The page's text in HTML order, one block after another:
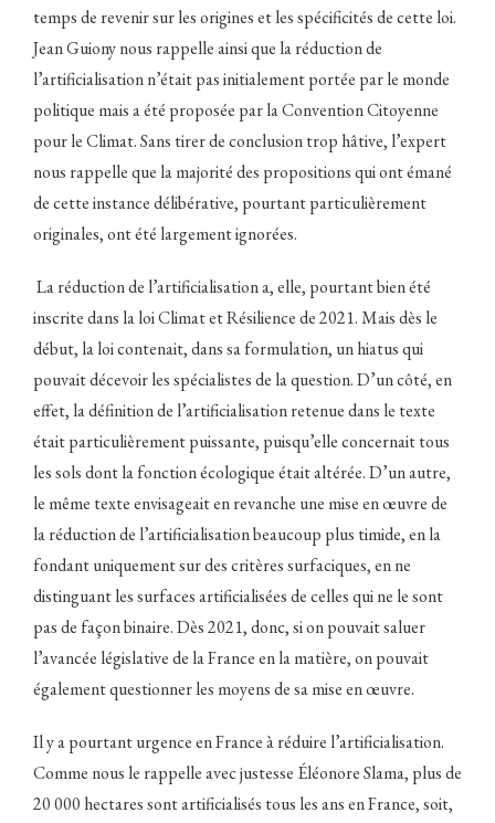
temps de revenir sur les origines et les spécificités de cette loi.
Jean Guiony nous rappelle ainsi que la réduction de
l’artificialisation n’était pas initialement portée par le monde
politique mais a été proposée par la Convention Citoyenne
pour le Climat. Sans tirer de conclusion trop hâtive, l’expert
nous rappelle que la majorité des propositions qui ont émané
de cette instance délibérative, pourtant particulièrement
originales, ont été largement ignorées.
La réduction de l’artificialisation a, elle, pourtant bien été
inscrite dans la loi Climat et Résilience de 2021. Mais dès le
début, la loi contenait, dans sa formulation, un hiatus qui
pouvait décevoir les spécialistes de la question. D’un côté, en
effet, la définition de l’artificialisation retenue dans le texte
était particulièrement puissante, puisqu’elle concernait tous
les sols dont la fonction écologique était altérée. D’un autre,
le même texte envisageait en revanche une mise en œuvre de
la réduction de l’artificialisation beaucoup plus timide, en la
fondant uniquement sur des critères surfaciques, en ne
distinguant les surfaces artificialisées de celles qui ne le sont
pas de façon binaire. Dès 2021, donc, si on pouvait saluer
l’avancée législative de la France en la matière, on pouvait
également questionner les moyens de sa mise en œuvre.
Il y a pourtant urgence en France à réduire l’artificialisation.
Comme nous le rappelle avec justesse Éléonore Slama, plus de
20 000 hectares sont artificialisés tous les ans en France, soit,